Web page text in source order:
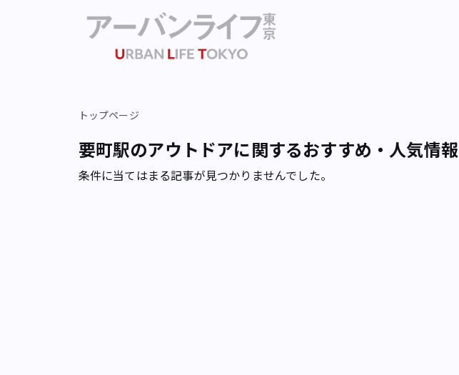
トップページ
要町駅のアウトドアに関するおすすめ・人気情報
条件に当てはまる記事が見つかりませんでした。